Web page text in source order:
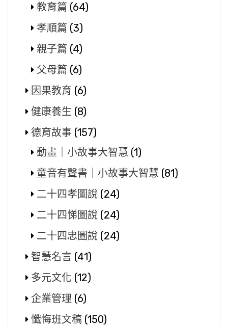
教育篇 (64)
孝順篇 (3)
親子篇 (4)
父母篇 (6)
因果教育 (6)
健康養生 (8)
德育故事 (157)
動畫｜小故事大智慧 (1)
童音有聲書｜小故事大智慧 (81)
二十四孝圖說 (24)
二十四悌圖說 (24)
二十四忠圖說 (24)
智慧名言 (41)
多元文化 (12)
企業管理 (6)
懺悔班文稿 (150)